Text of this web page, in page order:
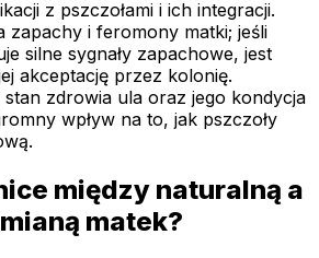
z pszczołami i ich integracji.
zapachy i feromony matki; jeśli
silne sygnały zapachowe, jest
akceptację przez kolonię.
zdrowia ula oraz jego kondycja
wpływ na to, jak pszczoły
między naturalną a
matek?